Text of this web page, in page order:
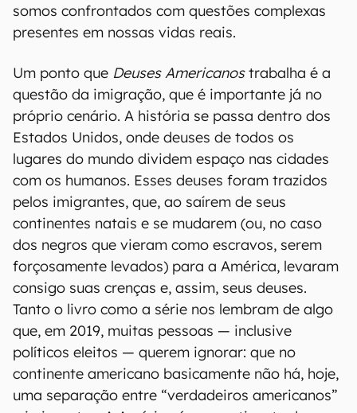
somos confrontados com questões complexas
presentes em nossas vidas reais.
Um ponto que Deuses Americanostrabalha é a
questão da imigração, que é importante já no
próprio cenário. A história se passa dentro dos
Estados Unidos, onde deuses de todos os
lugares do mundo dividem espaço nas cidades
com os humanos. Esses deuses foram trazidos
pelos imigrantes, que, ao saírem de seus
continentes natais e se mudarem (ou, no caso
dos negros que vieram como escravos, serem
forçosamente levados) para a América, levaram
consigo suas crenças e, assim, seus deuses.
Tanto o livro como a série nos lembram de algo
que, em 2019, muitas pessoas — inclusive
políticos eleitos — querem ignorar: que no
continente americano basicamente não há, hoje,
uma separação entre “verdadeiros americanos”